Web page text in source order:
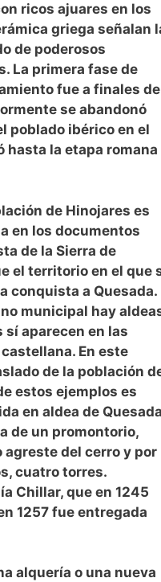
ricos ajuares en los
griega señalan
de poderosos
La primera fase de
fue a finales
se abandonó
poblado ibérico en el
hasta la etapa romana
de Hinojares es
en los documentos
de la Sierra de
el territorio en el que
conquista a Quesada.
municipal hay
aparecen en las
En este
de la población
estos ejemplos es
en aldea de
de un promontorio,
del cerro y por
cuatro torres.
Chillar, que en 1245
1257 fue entregada
alquería o una nueva